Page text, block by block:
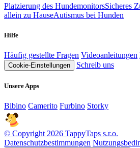
Platzierung des HundemonitorsSicheres
allein zu HauseAutismus bei Hunden
Hilfe
Häufig gestellte Fragen Videoanleitungen
Cookie-Einstellungen Schreib uns
Unsere Apps
Bibino Camerito Furbino Storky
© Copyright 2026 TappyTaps s.r.o.
Datenschutzbestimmungen